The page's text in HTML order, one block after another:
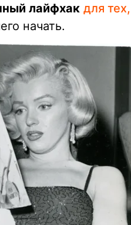
лайфхак для тех,
начать.